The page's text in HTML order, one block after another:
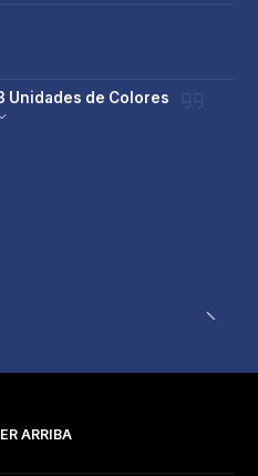
Unidades de Colores
ARRIBA